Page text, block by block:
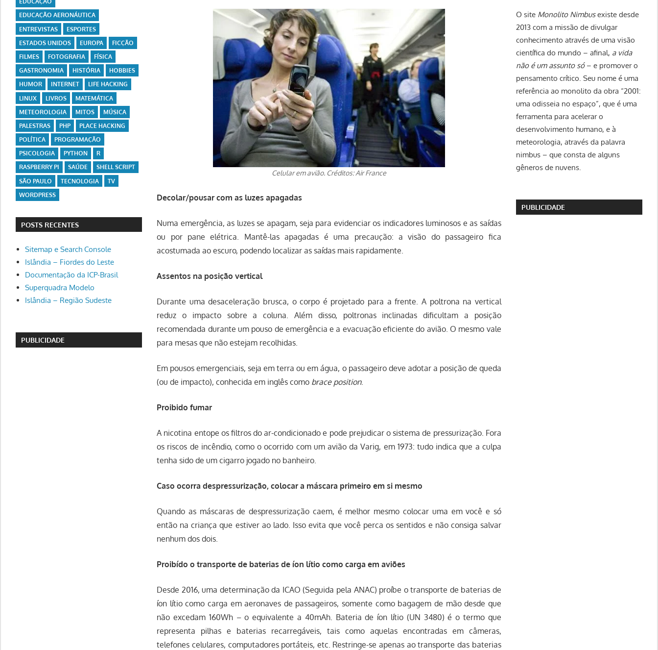
Celular em avião. Créditos: Air France
Decolar/pousar com as luzes apagadas
Numa emergência, as luzes se apagam, seja para evidenciar os indicadores luminosos e as saídas
ou por pane elétrica. Mantê-las apagadas é uma precaução: a visão do passageiro fica
acostumada ao escuro, podendo localizar as saídas mais rapidamente.
Assentos na posição vertical
Durante uma desaceleração brusca, o corpo é projetado para a frente. A poltrona na vertical
reduz o impacto sobre a coluna. Além disso, poltronas inclinadas dificultam a posição
recomendada durante um pouso de emergência e a evacuação eficiente do avião. O mesmo vale
para mesas que não estejam recolhidas.
Em pousos emergenciais, seja em terra ou em água, o passageiro deve adotar a posição de queda
(ou de impacto), conhecida em inglês como brace position.
Proibido fumar
A nicotina entope os filtros do ar-condicionado e pode prejudicar o sistema de pressurização. Fora
os riscos de incêndio, como o ocorrido com um avião da Varig, em 1973: tudo indica que a culpa
tenha sido de um cigarro jogado no banheiro.
Caso ocorra despressurização, colocar a máscara primeiro em si mesmo
Quando as máscaras de despressurização caem, é melhor mesmo colocar uma em você e só
então na criança que estiver ao lado. Isso evita que você perca os sentidos e não consiga salvar
nenhum dos dois.
Proibído o transporte de baterias de íon lítio como carga em aviões
Desde 2016, uma determinação da ICAO (Seguida pela ANAC) proíbe o transporte de baterias de
íon lítio como carga em aeronaves de passageiros, somente como bagagem de mão desde que
não excedam 160Wh – o equivalente a 40mAh. Bateria de íon lítio (UN 3480) é o termo que
representa pilhas e baterias recarregáveis, tais como aquelas encontradas em câmeras,
telefones celulares, computadores portáteis, etc. Restringe-se apenas ao transporte das baterias
EDUCAÇÃO AERONÁUTICA
ENTREVISTAS
ESPORTES
ESTADOS UNIDOS
EUROPA
FICÇÃO
FILMES
FOTOGRAFIA
FÍSICA
GASTRONOMIA
HISTÓRIA
HOBBIES
HUMOR
INTERNET
LIFE HACKING
LINUX
LIVROS
MATEMÁTICA
METEOROLOGIA
MITOS
MÚSICA
PALESTRAS
PHP
PLACE HACKING
POLÍTICA
PROGRAMAÇÃO
PSICOLOGIA
PYTHON
R
RASPBERRY PI
SAÚDE
SHELL SCRIPT
SÃO PAULO
TECNOLOGIA
TV
WORDPRESS
POSTS RECENTES
Sitemap e Search Console
Islândia – Fiordes do Leste
Documentação da ICP-Brasil
Superquadra Modelo
Islândia – Região Sudeste
PUBLICIDADE
O site Monolito Nimbusexiste desde
2013 com a missão de divulgar
conhecimento através de uma visão
científica do mundo – afinal, a vida
não é um assunto só– e promover o
pensamento crítico. Seu nome é uma
referência ao monolito da obra “2001:
uma odisseia no espaço”, que é uma
ferramenta para acelerar o
desenvolvimento humano, e à
meteorologia, através da palavra
nimbus – que consta de alguns
gêneros de nuvens.
PUBLICIDADE